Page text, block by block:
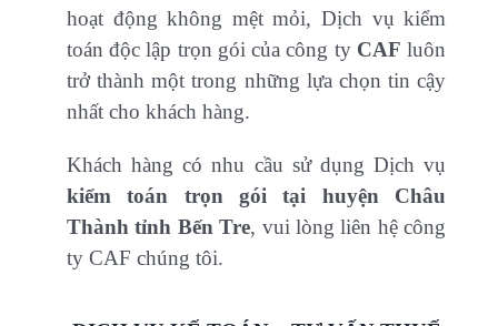
hoạt động không mệt mỏi, Dịch vụ kiểm
toán độc lập trọn gói của công ty CAF luôn
trở thành một trong những lựa chọn tin cậy
nhất cho khách hàng.
Khách hàng có nhu cầu sử dụng Dịch vụ
kiểm toán trọn gói tại huyện Châu
Thành tỉnh Bến Tre, vui lòng liên hệ công
ty CAF chúng tôi.